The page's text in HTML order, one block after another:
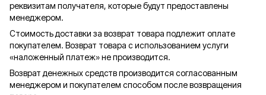
реквизитам получателя, которые будут предоставлены
менеджером.
Стоимость доставки за возврат товара подлежит оплате
покупателем. Возврат товара с использованием услуги
«наложенный платеж» не производится.
Возврат денежных средств производится согласованным
менеджером и покупателем способом после возвращения